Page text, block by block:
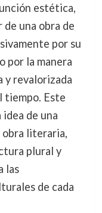
estética,
una obra de
por su
por la manera
y revalorizada
tiempo. Este
de una
literaria,
plural y
las
de cada